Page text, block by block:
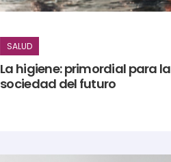
SALUD
La higiene: primordial para la
sociedad del futuro